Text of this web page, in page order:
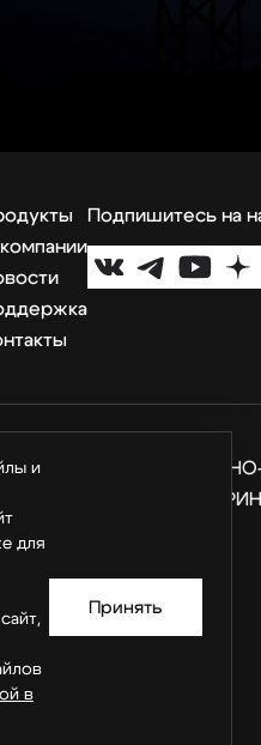
Подпишитесь на
в
на
ООО
и
для
в
Принять